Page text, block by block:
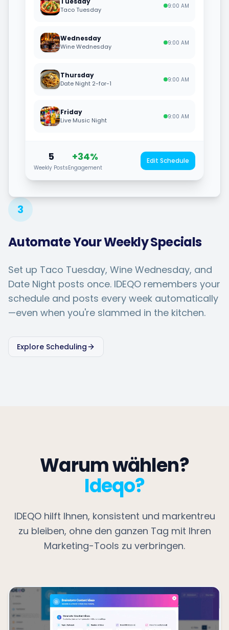
Taco Tuesday 9:00 AM
Wednesday
Wine Wednesday 9:00 AM
Thursday
Date Night 2-for-1 9:00 AM
Friday
Live Music Night 9:00 AM
5
Weekly Posts
+34%
Engagement
Edit Schedule
3
Automate Your Weekly Specials
Set up Taco Tuesday, Wine Wednesday, and
Date Night posts once. IDEQO remembers your
schedule and posts every week automatically
—even when you're slammed in the kitchen.
Explore Scheduling
Warum wählen?
Ideqo?
IDEQO hilft Ihnen, konsistent und markentreu
zu bleiben, ohne den ganzen Tag mit Ihren
Marketing-Tools zu verbringen.